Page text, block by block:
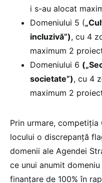
i s-au alocat
Domeniului 5 (
incluzivă”), cu 4
maximum 2
Domeniului 6
societate”), cu 4
maximum 2
Prin urmare,
locului o discrepanță
domenii ale Agendei
ce unui anumit
finanțare de 100% în